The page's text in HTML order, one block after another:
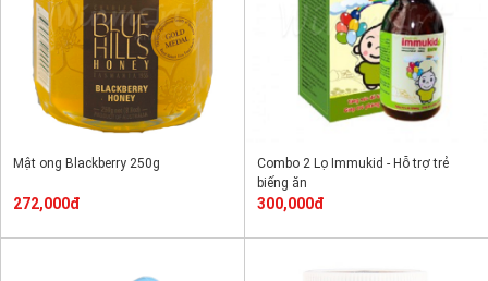
Mật ong Blackberry 250g
272,000đ
Combo 2 Lọ Immukid - Hỗ trợ trẻ
biếng ăn
300,000đ